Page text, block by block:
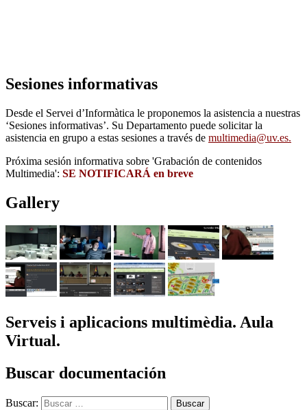
Sesiones informativas
Desde el Servei d’Informàtica le proponemos la asistencia a nuestras
‘Sesiones informativas’. Su Departamento puede solicitar la
asistencia en grupo a estas sesiones a través de multimedia@uv.es.
Próxima sesión informativa sobre 'Grabación de contenidos
Multimedia': SE NOTIFICARÁ en breve
Gallery
Serveis i aplicacions multimèdia. Aula
Virtual.
Buscar documentación
Buscar: